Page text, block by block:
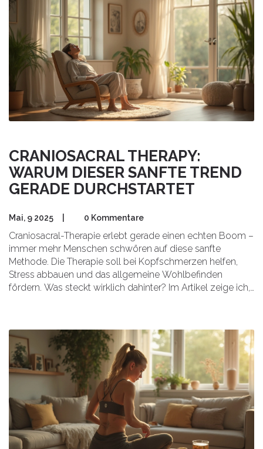
auf viele praktische Antworten stoßen.
CRANIOSACRAL THERAPY:
WARUM DIESER SANFTE TREND
GERADE DURCHSTARTET
Mai, 9 2025 0 Kommentare
Craniosacral-Therapie erlebt gerade einen echten Boom –
immer mehr Menschen schwören auf diese sanfte
Methode. Die Therapie soll bei Kopfschmerzen helfen,
Stress abbauen und das allgemeine Wohlbefinden
fördern. Was steckt wirklich dahinter? Im Artikel zeige ich,
wie man die passende Praxis findet und was während
einer Sitzung passiert. Wer offen für alternative Ansätze ist,
findet hier viele nützliche Infos.